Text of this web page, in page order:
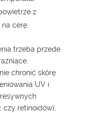
z
cerę.
trzeba przede
chronić skórę
UV i
czy retinoidów),